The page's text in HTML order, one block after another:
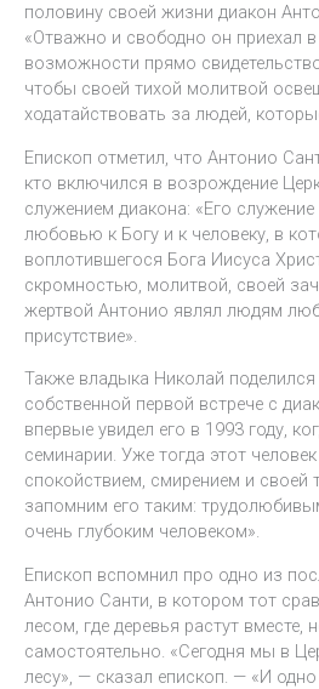
половину своей жизни диакон
«Отважно и свободно он приехал
возможности прямо
чтобы своей тихой молитвой
ходатайствовать за людей,
Епископ отметил, что Антонио
кто включился в возрождение
служением диакона: «Его
любовью к Богу и к человеку, в
воплотившегося Бога Иисуса
скромностью, молитвой, своей
жертвой Антонио являл людям
присутствие».
Также владыка Николай
собственной первой встрече с
впервые увидел его в 1993 году,
семинарии. Уже тогда этот
спокойствием, смирением и своей
запомним его таким:
очень глубоким человеком».
Епископ вспомнил про одно из
Антонио Санти, в котором тот
лесом, где деревья растут вместе,
самостоятельно. «Сегодня мы в
лесу», — сказал епископ. — «И одно